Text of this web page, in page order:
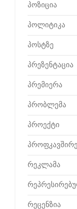
პოზიცია
პოლიტიკა
პოსტზე
პრეზენტაცია
პრემიერა
პრობლემა
პროექტი
რეკლამა
რეცენზია